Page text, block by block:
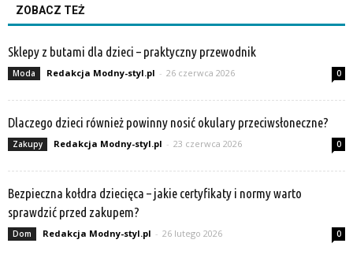
ZOBACZ TEŻ
Sklepy z butami dla dzieci – praktyczny przewodnik
Moda Redakcja Modny-styl.pl - 26 czerwca 2026 0
Dlaczego dzieci również powinny nosić okulary przeciwsłoneczne?
Zakupy Redakcja Modny-styl.pl - 23 czerwca 2026 0
Bezpieczna kołdra dziecięca – jakie certyfikaty i normy warto
sprawdzić przed zakupem?
Dom Redakcja Modny-styl.pl - 26 lutego 2026 0